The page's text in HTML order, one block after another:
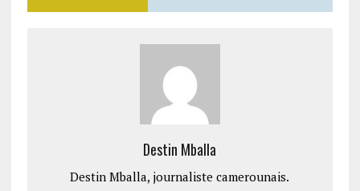
Destin Mballa
Destin Mballa, journaliste camerounais.